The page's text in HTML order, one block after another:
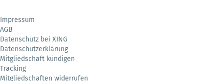
Impressum
AGB
Datenschutz bei XING
Datenschutzerklärung
Mitgliedschaft kündigen
Tracking
Mitgliedschaften widerrufen